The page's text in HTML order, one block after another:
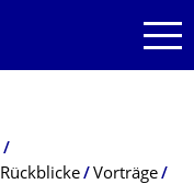
Rückblicke
Vorträge